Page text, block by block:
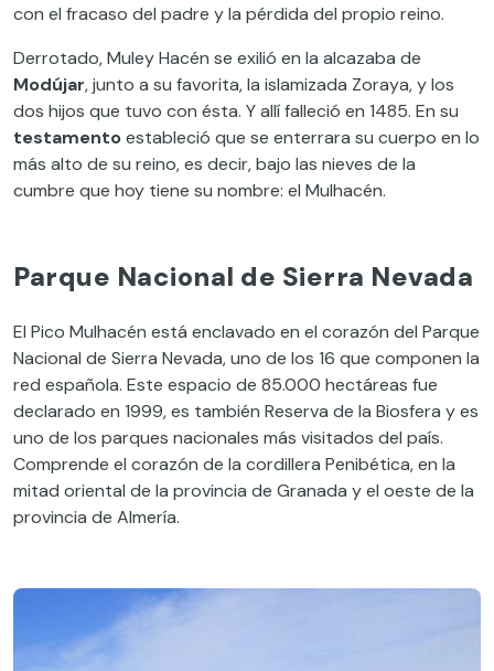
con el fracaso del padre y la pérdida del propio reino.
Derrotado, Muley Hacén se exilió en la alcazaba de
Modújar, junto a su favorita, la islamizada Zoraya, y los
dos hijos que tuvo con ésta. Y allí falleció en 1485. En su
testamentoestableció que se enterrara su cuerpo en lo
más alto de su reino, es decir, bajo las nieves de la
cumbre que hoy tiene su nombre: el Mulhacén.
Parque Nacional de Sierra Nevada
El Pico Mulhacén está enclavado en el corazón del Parque
Nacional de Sierra Nevada, uno de los 16 que componen la
red española. Este espacio de 85.000 hectáreas fue
declarado en 1999, es también Reserva de la Biosfera y es
uno de los parques nacionales más visitados del país.
Comprende el corazón de la cordillera Penibética, en la
mitad oriental de la provincia de Granada y el oeste de la
provincia de Almería.